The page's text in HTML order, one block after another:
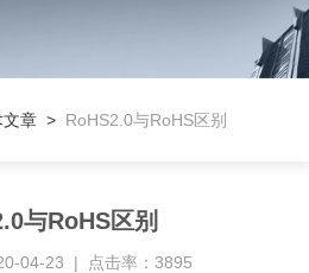
文章 > RoHS2.0与RoHS区别
与RoHS区别
04-23 | 点击率：3895